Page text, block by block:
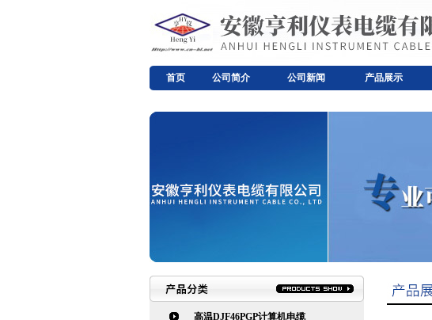
首页 公司简介 公司新闻 产品展示
高温DJF46PGP计算机电缆